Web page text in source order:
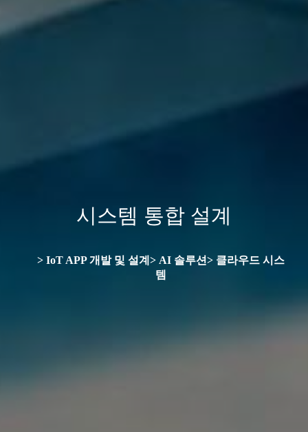
시스템 통합 설계
> IoT APP 개발 및 설계> AI 솔루션> 클라우드 시스
템